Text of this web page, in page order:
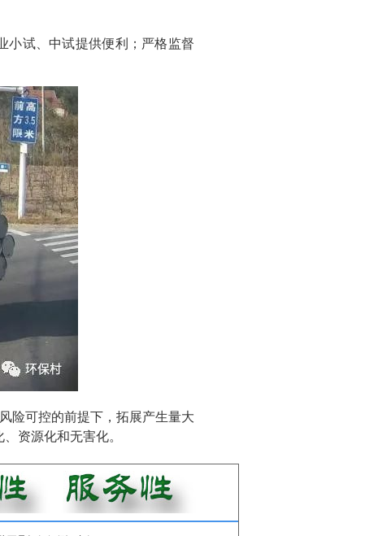
小试、中试提供便利；严格监督
险可控的前提下，拓展产生量大
资源化和无害化。